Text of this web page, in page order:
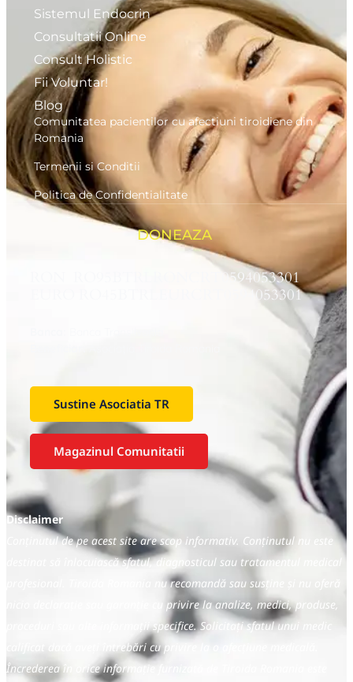
Sistemul Endocrin
Consultatii Online
Consult Holistic
Fii Voluntar!
Blog
Comunitatea pacientilor cu afectiuni tiroidiene din
Romania
Termenii si Conditii
Politica de Confidentialitate
DONEAZA
RON RO95BTRLRONCRT0594053301
EURO RO45BTRLEURCRT0594053301
Sustine Asociatia TR
Magazinul Comunitatii
Disclaimer
Conținutul de pe acest site are scop informativ. Conținutul nu este
destinat să înlocuiască sfatul, diagnosticul sau tratamentul medical
profesional. Tiroida Romania nu recomandă sau susține și nu oferă
nicio declarație sau garanție cu privire la analize, medici, produse,
proceduri sau alte informații specifice. Solicitați sfatul unui medic
calificat dacă aveți întrebări cu privire la o afecțiune medicală.
Încrederea în orice informație furnizată de Tiroida Romania este